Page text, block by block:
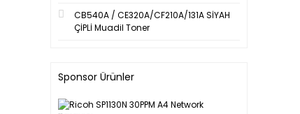
CB540A / CE320A/CF210A/131A SİYAH
ÇİPLİ Muadil Toner
Sponsor Ürünler